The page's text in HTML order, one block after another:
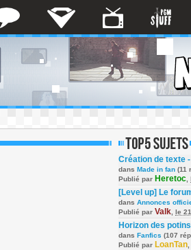
Création de texte
dans Made in fan (11
Publié par Heretoc
[Level up] Le
dans Annonces
Publié par Valk le
Horizon des potins
dans Fanfics (107
Publié par LoanTan